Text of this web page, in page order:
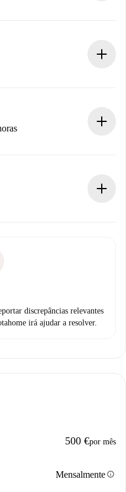
necessárias
proprietário confirme.
e ofereceremos
discrepâncias relevantes
irá ajudar a resolver.
500 €por mês
Mensalmenteinfo